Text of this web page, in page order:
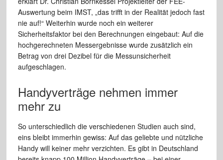
Auswertung beim IMST, „das trifft in der Realität jedoch fast
nie auf!“ Weiterhin wurde noch ein weiterer
Sicherheitsfaktor bei den Berechnungen eingebaut: Auf die
hochgerechneten Messergebnisse wurde zusätzlich ein
Betrag von drei Dezibel für die Messunsicherheit
aufgeschlagen.
Handyverträge nehmen immer
mehr zu
So unterschiedlich die verschiedenen Studien auch sind,
eins bleibt immerhin gewiss: Auf das geliebte und nützliche
Handy will keiner mehr verzichten. Es gibt in Deutschland